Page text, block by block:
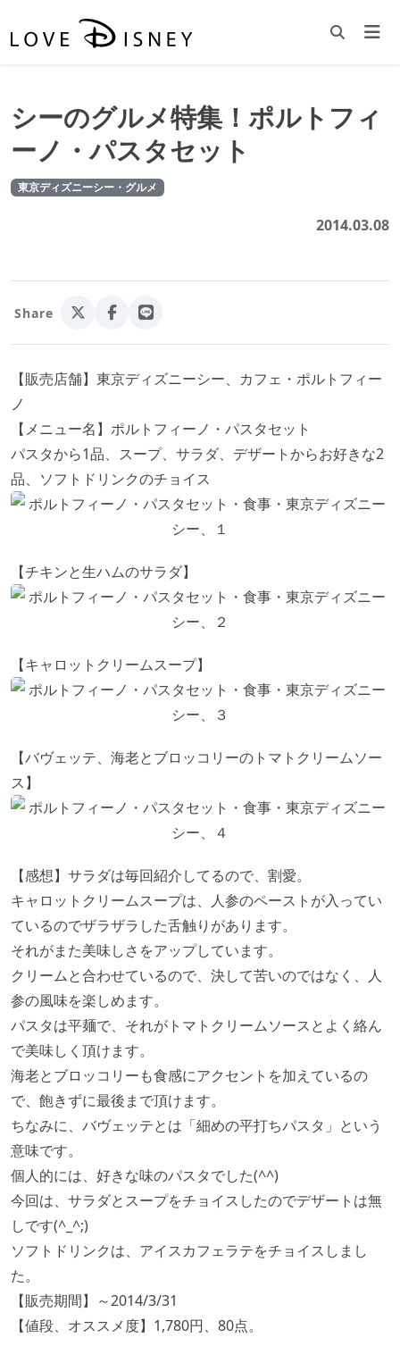
シーのグルメ特集！ポルトフィ
ーノ・パスタセット
東京ディズニーシー・グルメ
2014.03.08
Share
【販売店舗】東京ディズニーシー、カフェ・ポルトフィー
ノ
【メニュー名】ポルトフィーノ・パスタセット
パスタから1品、スープ、サラダ、デザートからお好きな2
品、ソフトドリンクのチョイス
【チキンと生ハムのサラダ】
【キャロットクリームスープ】
【バヴェッテ、海老とブロッコリーのトマトクリームソー
ス】
【感想】サラダは毎回紹介してるので、割愛。
キャロットクリームスープは、人参のペーストが入ってい
ているのでザラザラした舌触りがあります。
それがまた美味しさをアップしています。
クリームと合わせているので、決して苦いのではなく、人
参の風味を楽しめます。
パスタは平麺で、それがトマトクリームソースとよく絡ん
で美味しく頂けます。
海老とブロッコリーも食感にアクセントを加えているの
で、飽きずに最後まで頂けます。
ちなみに、バヴェッテとは「細めの平打ちパスタ」という
意味です。
個人的には、好きな味のパスタでした(^^)
今回は、サラダとスープをチョイスしたのでデザートは無
しです(^_^;)
ソフトドリンクは、アイスカフェラテをチョイスしまし
た。
【販売期間】～2014/3/31
【値段、オススメ度】1,780円、80点。